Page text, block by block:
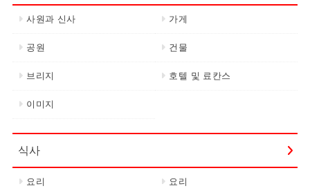
사원과 신사 가게
공원 건물
브리지 호텔 및 료칸스
이미지
식사
요리 요리